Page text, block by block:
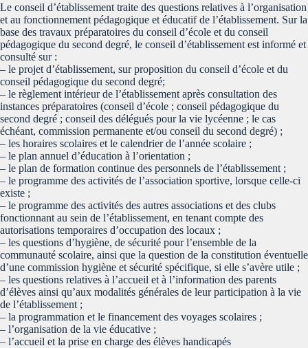
Le conseil d’établissement traite des questions relatives à l’organisation
et au fonctionnement pédagogique et éducatif de l’établissement. Sur la
base des travaux préparatoires du conseil d’école et du conseil
pédagogique du second degré, le conseil d’établissement est informé et
consulté sur :
– le projet d’établissement, sur proposition du conseil d’école et du
conseil pédagogique du second degré;
– le règlement intérieur de l’établissement après consultation des
instances préparatoires (conseil d’école ; conseil pédagogique du
second degré ; conseil des délégués pour la vie lycéenne ; le cas
échéant, commission permanente et/ou conseil du second degré) ;
– les horaires scolaires et le calendrier de l’année scolaire ;
– le plan annuel d’éducation à l’orientation ;
– le plan de formation continue des personnels de l’établissement ;
– le programme des activités de l’association sportive, lorsque celle-ci
existe ;
– le programme des activités des autres associations et des clubs
fonctionnant au sein de l’établissement, en tenant compte des
autorisations temporaires d’occupation des locaux ;
– les questions d’hygiène, de sécurité pour l’ensemble de la
communauté scolaire, ainsi que la question de la constitution éventuelle
d’une commission hygiène et sécurité spécifique, si elle s’avère utile ;
– les questions relatives à l’accueil et à l’information des parents
d’élèves ainsi qu’aux modalités générales de leur participation à la vie
de l’établissement ;
– la programmation et le financement des voyages scolaires ;
– l’organisation de la vie éducative ;
– l’accueil et la prise en charge des élèves handicapés